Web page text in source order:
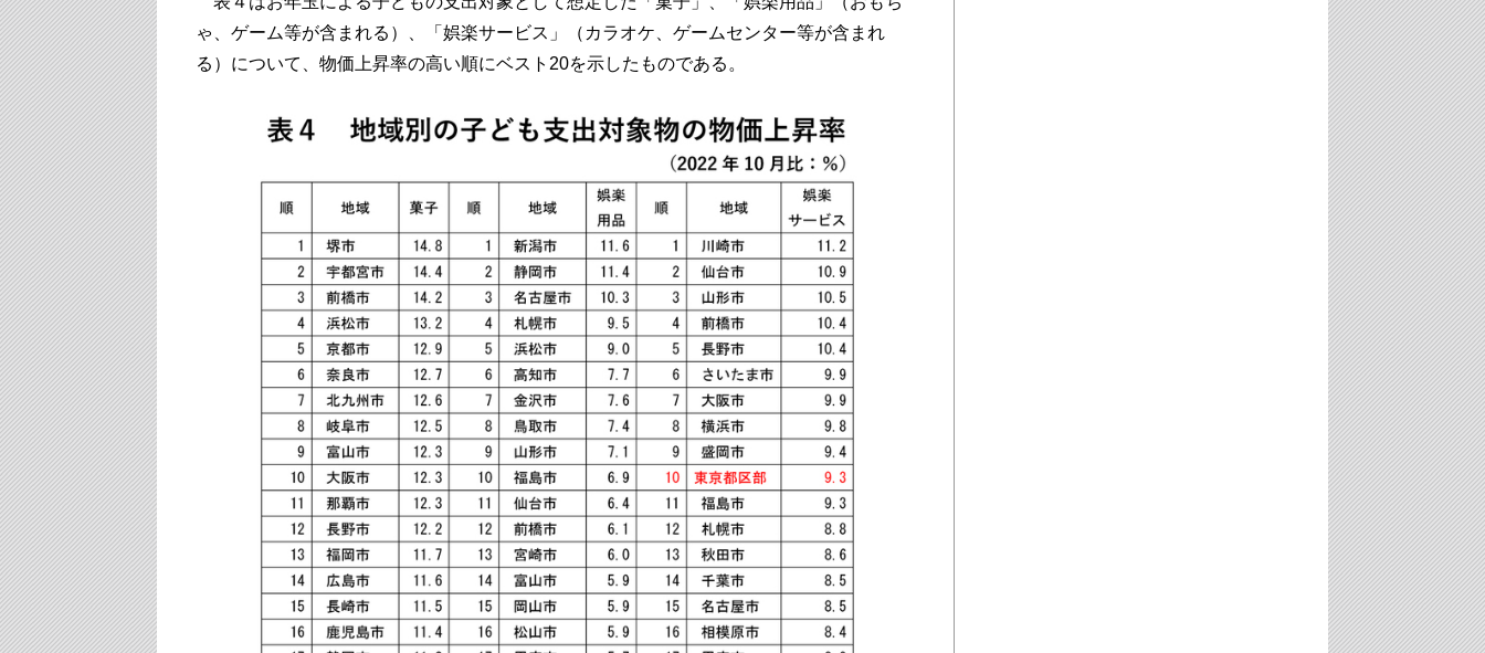
ゃ、ゲーム等が含まれる）、「娯楽サービス」（カラオケ、ゲームセンター等が含まれ
る）について、物価上昇率の高い順にベスト20を示したものである。